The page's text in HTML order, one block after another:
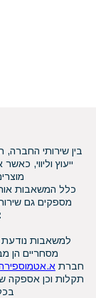
בין שירותי
ייעוץ וליווי,
כלל המשאבות אותן
מספקים גם
למשאבות נודעת
מסחריים הן
חברת
תקלות וכן אספקה